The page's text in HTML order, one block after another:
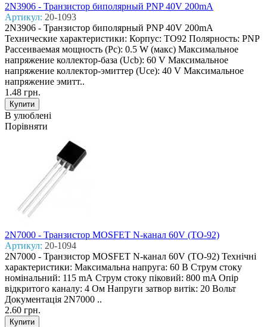
2N3906 - Транзистор биполярный PNP 40V 200mA
Артикул: 20-1093
2N3906 - Транзистор биполярный PNP 40V 200mA
Технические характеристики: Корпус: TO92 Полярность: PNP
Рассеиваемая мощность (Pc): 0.5 W (макс) Макcимальное
напряжение коллектор-база (Ucb): 60 V Макcимальное
напряжение коллектор-эмиттер (Uce): 40 V Макcимальное
напряжение эмитт..
1.48 грн.
В улюблені
Порівняти
2N7000 - Транзистор MOSFET N-канал 60V (TO-92)
Артикул: 20-1094
2N7000 - Транзистор MOSFET N-канал 60V (TO-92) Технічні
характеристики: Максимальна напруга: 60 В Струм стоку
номінальний: 115 mА Струм стоку піковий: 800 mA Опір
відкритого каналу: 4 Ом Напруги затвор витік: 20 Вольт
Документація 2N7000 ..
2.60 грн.